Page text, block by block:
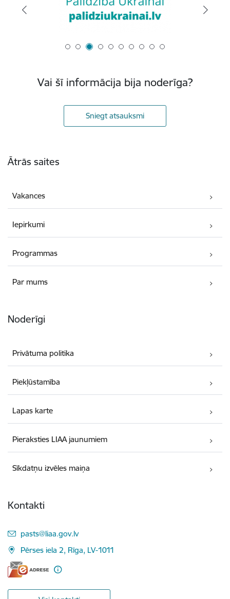
Vai šī informācija bija noderīga?
Sniegt atsauksmi
Ātrās saites
Vakances
Iepirkumi
Programmas
Par mums
Noderīgi
Privātuma politika
Piekļūstamība
Lapas karte
Pieraksties LIAA jaunumiem
Sīkdatņu izvēles maiņa
Kontakti
E-pasts:
pasts@liaa.gov.lv
Pērses iela 2, Rīga, LV-1011